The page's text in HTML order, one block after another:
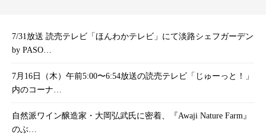
7/31放送 読売テレビ「ほんわかテレビ」にて淡路シェフガーデン
by PASO…
7月16日（木）午前5:00〜6:54放送の読売テレビ「じゅーっと！」
内のコーナ…
自然派ワイン醸造家・大岡弘武氏に密着、『Awaji Nature Farm』
のぶ…